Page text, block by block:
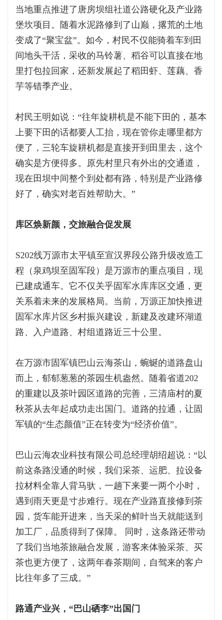
当地重点推进了唐房坝组社道公路硬化及产业路
堡坎项目。随着水泥路修到了山巅，撂荒的土地
变成了“聚宝盆”。如今，村民不仅能骑着车到田
间地头干活，采收的马铃薯、稻谷可以直接在地
里打包拉回家，还新发展起了稻田虾、莲藕、香
芋等错季产业。
村民王明如说：“往年旋耕机是不能下田的，基本
上要下田的话都要人工抬，现在管你走哪里都方
便了，三轮车旋耕机都是直接开到田里去，这个
确实是方便得多。原先村里只有外出的交通道，
现在田坝中间整个到处都有路，特别是产业路修
好了，确实对老百姓帮助大。”
库区焕新颜，交旅融合促发展
S202线万源市太平镇至宣汉界段公路升级改造工
程（泉鸡坝至固军段）是万源市的重点项目，现
已建成通车。它不仅关乎固军水库库区交通，更
关系着未来的发展格局。当前，万源正加快推进
固军水库片区乡村振兴建设，新建及改建环湖道
路、入户道路、村组道路近三十公里。
在万源市固军镇巴山云海茶山，蜿蜒的道路盘山
而上，郁郁葱葱的茶园生机盎然。随着省道202
的重建以及茶叶园区道路的完善，三清庙村的夏
秋茶从去年起成功走出国门。道路的拉通，让固
军镇的“生态颜值”正在转变为“经济价值”。
巴山云海农业科技有限公司总经理胡绍超说：“以
前这条路没通的时候，我们采茶、运肥、拉设备
拉材料全靠人背马驮，一趟下来要一两个小时，
遇到雨天更是寸步难行。现在产业路直接修到茶
园，货车能开进来，当天采的鲜叶当天就能送到
加工厂，品质得到了保障。 同时，这条路还带动
了我们当地茶旅融合发展，游客来体验采茶、买
茶也更方便了，这两年春茶期间，自驾来的客户
比往年多了三成。”
路通产业兴，“巴山硒李”出国门